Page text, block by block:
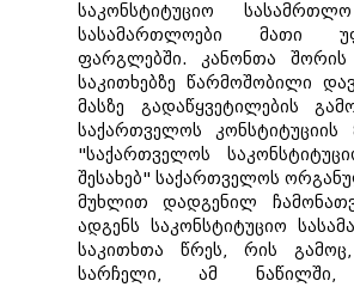
საკონსტიტუციო
სასამართლოები მათი
ფარგლებში. კანონთა შორის
საკითხებზე წარმოშობილი
მასზე გადაწყვეტილების
საქართველოს
"საქართველოს
შესახებ" საქართველოს
მუხლით დადგენილ
ადგენს საკონსტიტუციო
საკითხთა წრეს, რის გამოც,
სარჩელი, ამ ნაწილში,